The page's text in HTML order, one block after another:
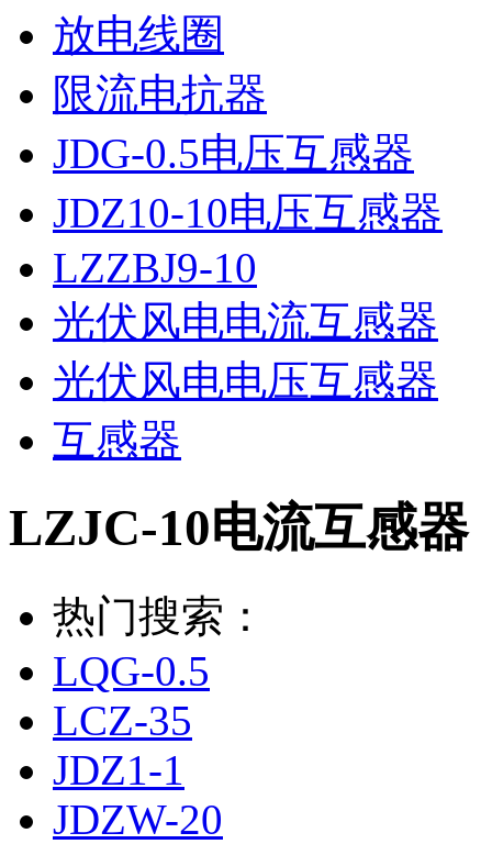
放电线圈
限流电抗器
JDG-0.5电压互感器
JDZ10-10电压互感器
LZZBJ9-10
光伏风电电流互感器
光伏风电电压互感器
互感器
LZJC-10电流互感器
热门搜索：
LQG-0.5
LCZ-35
JDZ1-1
JDZW-20